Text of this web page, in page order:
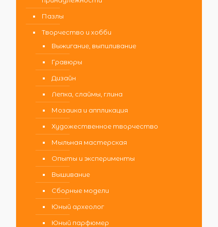
Пазлы
Творчество и хобби
Выжигание, выпиливание
Гравюры
Дизайн
Лепка, слаймы, глина
Мозаика и аппликация
Художественное творчество
Мыльная мастерская
Опыты и эксперименты
Вышивание
Сборные модели
Юный археолог
Юный парфюмер